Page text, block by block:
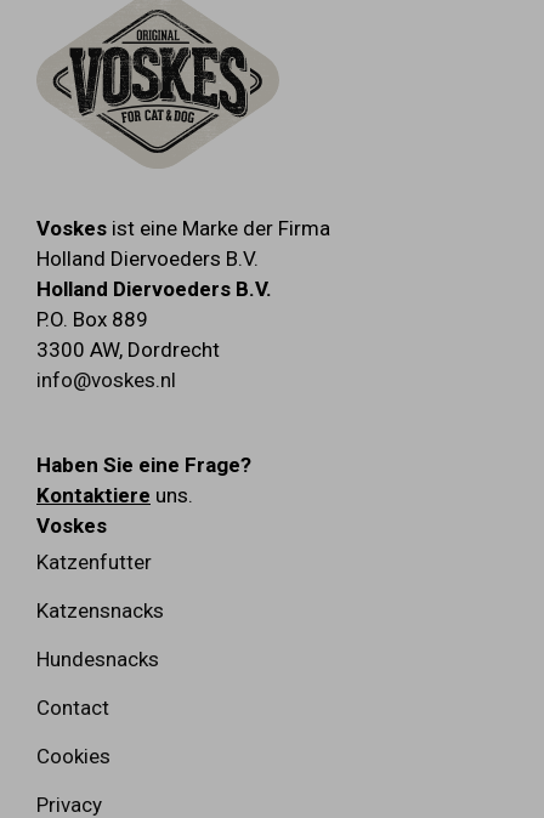
Voskes ist eine Marke der Firma
Holland Diervoeders B.V.
Holland Diervoeders B.V.
P.O. Box 889
3300 AW, Dordrecht
info@voskes.nl
Haben Sie eine Frage?
Kontaktiere uns.
Voskes
Katzenfutter
Katzensnacks
Hundesnacks
Contact
Cookies
Privacy